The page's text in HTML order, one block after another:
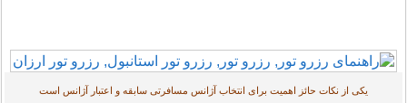
یکی از نکات حائز اهمیت برای انتخاب آژانس مسافرتی سابقه و اعتبار آژانس است